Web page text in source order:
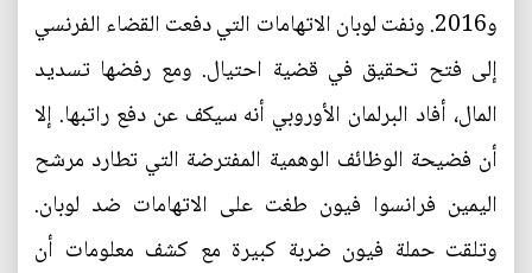
و2016. ونفت لوبان الاتهامات التي دفعت القضاء الفرنسي
إلى فتح تحقيق في قضية احتيال. ومع رفضها تسديد
المال، أفاد البرلمان الأوروبي أنه سيكف عن دفع راتبها. إلا
أن فضيحة الوظائف الوهمية المفترضة التي تطارد مرشح
اليمين فرانسوا فيون طغت على الاتهامات ضد لوبان.
وتلقت حملة فيون ضربة كبيرة مع كشف معلومات أن